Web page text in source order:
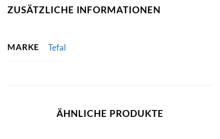
ZUSÄTZLICHE INFORMATIONEN
MARKE Tefal
ÄHNLICHE PRODUKTE